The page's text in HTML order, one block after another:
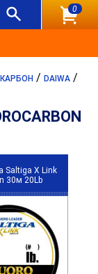
0
/ DAIWA /
Saltiga X Link
30м 20Lb